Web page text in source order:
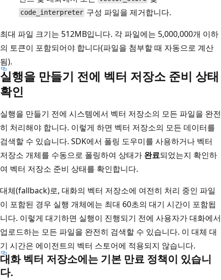
code_interpreter 구성 파일을 제거합니다.
최대 파일 크기는 512MB입니다. 각 파일에는 5,000,000개 이하
의 토큰이 포함되어야 합니다(파일을 첨부할 때 자동으로 계산
됨).
실행을 만들기 전에 벡터 저장소 준비 상태
확인
실행을 만들기 전에 시스템에서 벡터 저장소의 모든 파일을 완전
히 처리해야 합니다. 이렇게 하면 벡터 저장소의 모든 데이터를
검색할 수 있습니다. SDK에서 폴링 도우미를 사용하거나 벡터
저장소 개체를 수동으로 폴링하여 상태가 완료되었는지 확인하
여 벡터 저장소 준비 상태를 확인합니다.
대체(fallback)로, 대화의 벡터 저장소에 여전히 처리 중인 파일
이 포함된 경우 실행 개체에는 최대 60초의 대기 시간이 포함됩
니다. 이렇게 대기하면 실행이 진행되기 전에 사용자가 대화에서
업로드하는 모든 파일을 완전히 검색할 수 있습니다. 이 대체 대
기 시간은 에이전트의 벡터 스토어에 적용되지 않습니다.
대화 벡터 저장소에는 기본 만료 정책이 있습니
다.